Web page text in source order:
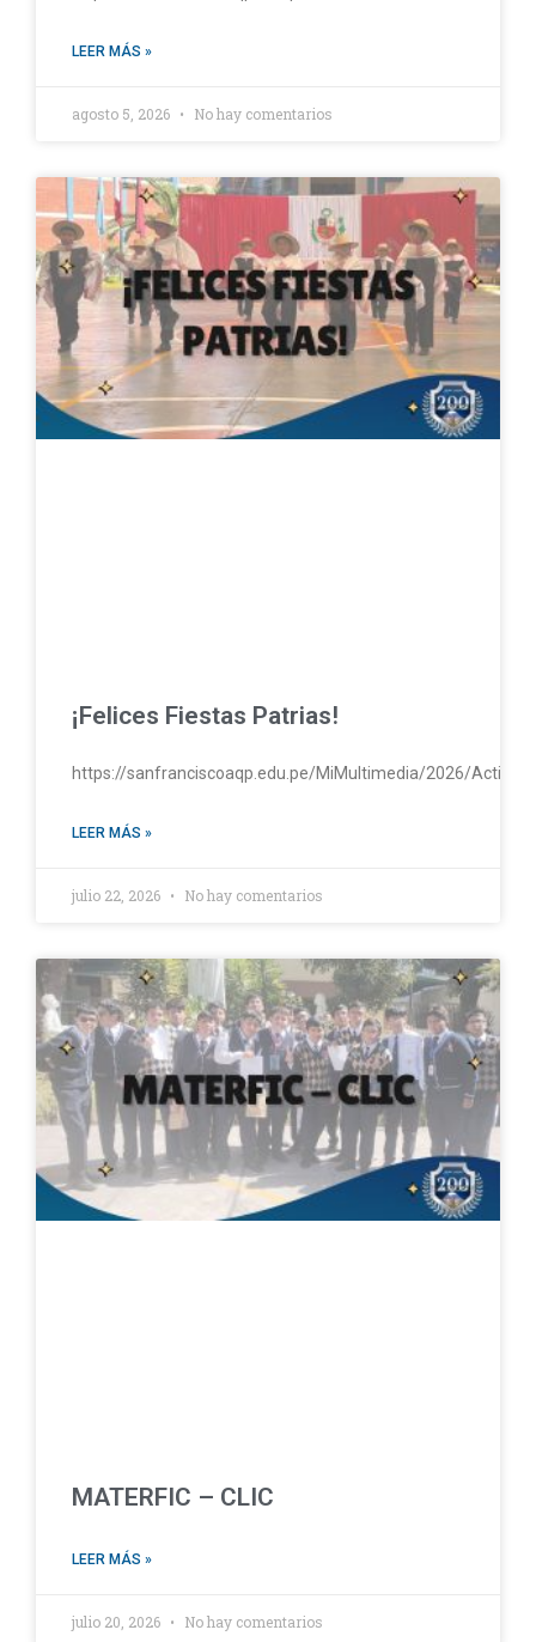
LEER MÁS »
agosto 5, 2026 No hay comentarios
¡Felices Fiestas Patrias!
https://sanfranciscoaqp.edu.pe/MiMultimedia/2026/
LEER MÁS »
julio 22, 2026 No hay comentarios
MATERFIC – CLIC
LEER MÁS »
julio 20, 2026 No hay comentarios